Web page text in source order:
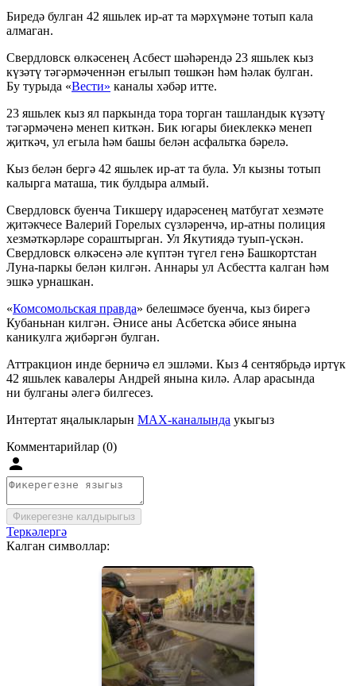
Биредә булган 42 яшьлек ир-ат та мәрхүмәне тотып кала
алмаган.
Свердловск өлкәсенең Асбест шәһәрендә 23 яшьлек кыз
күзәтү тәгәрмәченнән егылып төшкән һәм һәлак булган.
Бу турыда «Вести» каналы хәбәр итте.
23 яшьлек кыз ял паркында тора торган ташландык күзәтү
тәгәрмәченә менеп киткән. Бик югары биеклеккә менеп
җиткәч, ул егыла һәм башы белән асфальтка бәрелә.
Кыз белән бергә 42 яшьлек ир-ат та була. Ул кызны тотып
калырга маташа, тик булдыра алмый.
Свердловск буенча Тикшерү идарәсенең матбугат хезмәте
җитәкчесе Валерий Горелых сүзләренчә, ир-атны полиция
хезмәткәрләре сораштырган. Ул Якутиядә туып-үскән.
Свердловск өлкәсенә әле күптән түгел генә Башкортстан
Луна-паркы белән килгән. Аннары ул Асбестта калган һәм
эшкә урнашкан.
«Комсомольская правда» белешмәсе буенча, кыз бирегә
Кубаньнан килгән. Әнисе аны Асбетска әбисе янына
каникулга җибәргән булган.
Аттракцион инде берничә ел эшләми. Кыз 4 сентябрьдә иртүк
42 яшьлек кавалеры Андрей янына килә. Алар арасында
ни булганы әлегә билгесез.
Интертат яңалыкларын MAX-каналында укыгыз
Комментарийлар (0)
Фикерегезне калдырыгыз
Теркәлергә
Калган символлар: